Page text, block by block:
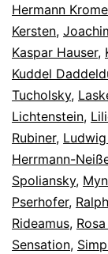
Hermann Krome
Kersten,
Kaspar Hauser,
Kuddel
Tucholsky,
Lichtenstein,
Rubiner,
Herrmann-
Spoliansky,
Pserhofer,
Rideamus,
Sensation,